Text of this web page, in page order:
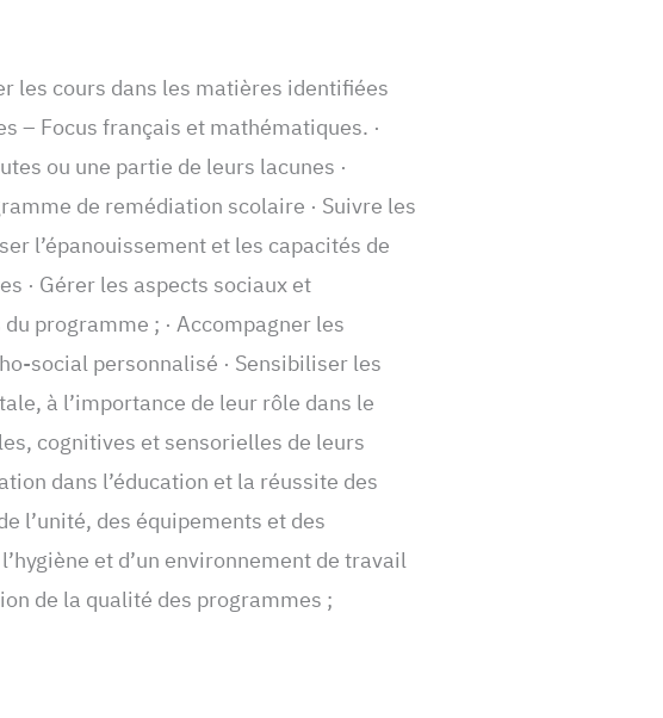
les cours dans les matières identifiées
– Focus français et mathématiques. ·
ou une partie de leurs lacunes ·
de remédiation scolaire · Suivre les
l’épanouissement et les capacités de
· Gérer les aspects sociaux et
programme ; · Accompagner les
social personnalisé · Sensibiliser les
à l’importance de leur rôle dans le
cognitives et sensorielles de leurs
dans l’éducation et la réussite des
l’unité, des équipements et des
et d’un environnement de travail
de la qualité des programmes ;